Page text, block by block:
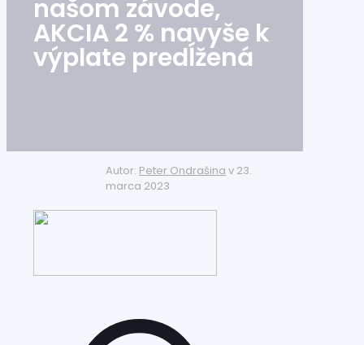
našom závode,
AKCIA 2 % navyše k
výplate predĺžená
Autor: Peter Ondrašina v 23.
marca 2023